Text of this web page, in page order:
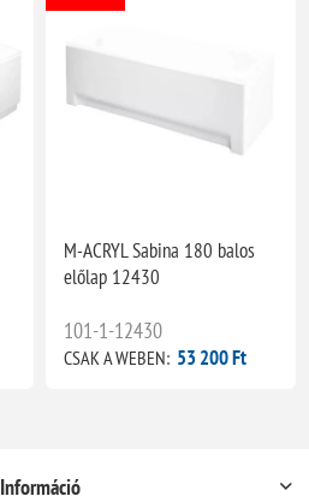
M-ACRYL Sabina 180 balos
előlap 12430
101-1-12430
CSAK A WEBEN: 53 200 Ft
Információ